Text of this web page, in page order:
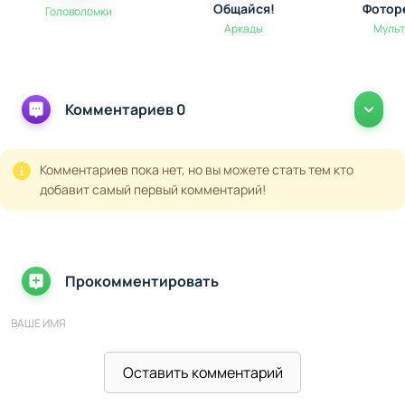
Головоломки
Общайся!
Аркады
Комментариев 0
Комментариев пока нет, но вы можете стать тем кто
добавит самый первый комментарий!
Прокомментировать
ВАШЕ ИМЯ
Оставить комментарий